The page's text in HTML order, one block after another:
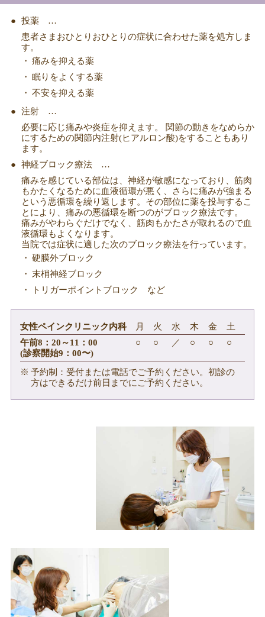
投薬 …
患者さまおひとりおひとりの症状に合わせた薬を処方しま
す。
痛みを抑える薬
眠りをよくする薬
不安を抑える薬
注射 …
必要に応じ痛みや炎症を抑えます。 関節の動きをなめらか
にするための関節内注射(ヒアルロン酸)をすることもあり
ます。
神経ブロック療法 …
痛みを感じている部位は、神経が敏感になっており、筋肉
もかたくなるために血液循環が悪く、さらに痛みが強まる
という悪循環を繰り返します。その部位に薬を投与するこ
とにより、痛みの悪循環を断つのがブロック療法です。
痛みがやわらぐだけでなく、筋肉もかたさが取れるので血
液循環もよくなります。
当院では症状に適した次のブロック療法を行っています。
硬膜外ブロック
末梢神経ブロック
トリガーポイントブロック など
女性ペインクリニック内科 月 火 水 木 金
土
午前8：20～11：00
(診察開始9：00〜)
○ ○ ／ ○ ○ ○
予約制：受付または電話でご予約ください。初診の
方はできるだけ前日までにご予約ください。